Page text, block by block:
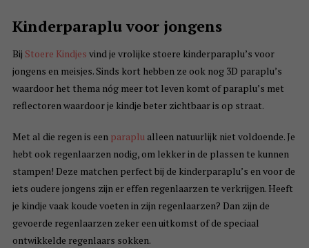
Kinderparaplu voor jongens
Bij Stoere Kindjes vind je vrolijke stoere kinderparaplu’s voor
jongens en meisjes. Sinds kort hebben ze ook nog 3D paraplu’s
waardoor het thema nóg meer tot leven komt of paraplu’s met
reflectoren waardoor je kindje beter zichtbaar is op straat.
Met al die regen is een paraplualleen natuurlijk niet voldoende. Je
hebt ook regenlaarzen nodig, om lekker in de plassen te kunnen
stampen! Deze matchen perfect bij de kinderparaplu’s en voor de
iets oudere jongens zijn er effen regenlaarzen te verkrijgen. Heeft
je kindje vaak koude voeten in zijn regenlaarzen? Dan zijn de
gevoerde regenlaarzen zeker een uitkomst of de speciaal
ontwikkelde regenlaars sokken.